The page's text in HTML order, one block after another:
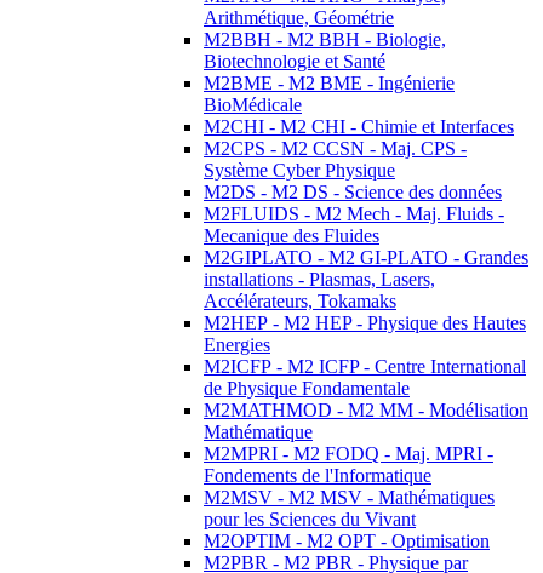
Arithmétique, Géométrie
M2BBH - M2 BBH - Biologie,
Biotechnologie et Santé
M2BME - M2 BME - Ingénierie
BioMédicale
M2CHI - M2 CHI - Chimie et Interfaces
M2CPS - M2 CCSN - Maj. CPS -
Système Cyber Physique
M2DS - M2 DS - Science des données
M2FLUIDS - M2 Mech - Maj. Fluids -
Mecanique des Fluides
M2GIPLATO - M2 GI-PLATO - Grandes
installations - Plasmas, Lasers,
Accélérateurs, Tokamaks
M2HEP - M2 HEP - Physique des Hautes
Energies
M2ICFP - M2 ICFP - Centre International
de Physique Fondamentale
M2MATHMOD - M2 MM - Modélisation
Mathématique
M2MPRI - M2 FODQ - Maj. MPRI -
Fondements de l'Informatique
M2MSV - M2 MSV - Mathématiques
pour les Sciences du Vivant
M2OPTIM - M2 OPT - Optimisation
M2PBR - M2 PBR - Physique par